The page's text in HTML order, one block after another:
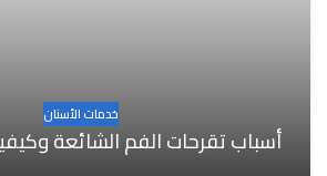
خدمات الأسنان
أسباب تقرحات الفم الشائعة